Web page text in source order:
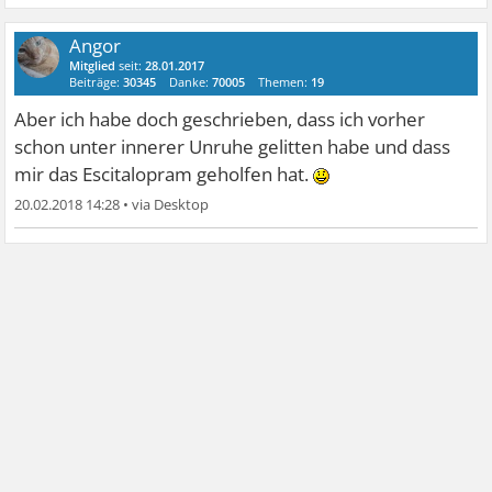
Angor
Mitglied seit:28.01.2017
Beiträge:30345 Danke:70005 Themen: 19
Aber ich habe doch geschrieben, dass ich vorher
schon unter innerer Unruhe gelitten habe und dass
mir das Escitalopram geholfen hat.
20.02.2018 14:28 •